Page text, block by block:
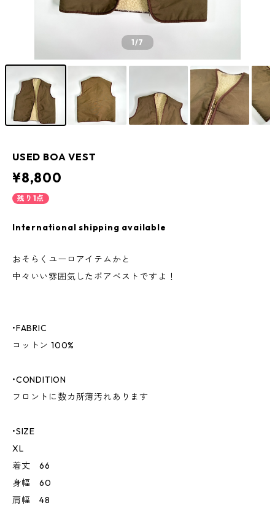
1/7
USED BOA VEST
¥8,800
残り1点
International shipping available
おそらくユーロアイテムかと
中々いい雰囲気したボアベストですよ！
•FABRIC
コットン 100%
•CONDITION
フロントに数カ所薄汚れあります
•SIZE
XL
着丈 66
身幅 60
肩幅 48